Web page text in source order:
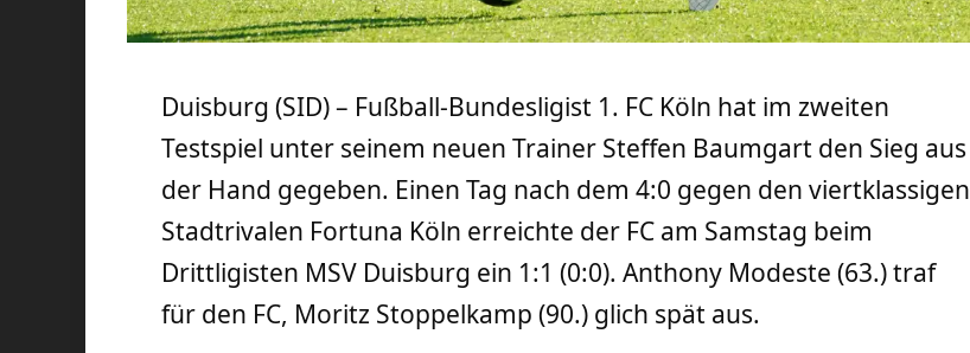
Duisburg (SID) – Fußball-Bundesligist 1. FC Köln hat im zweiten
Testspiel unter seinem neuen Trainer Steffen Baumgart den Sieg aus
der Hand gegeben. Einen Tag nach dem 4:0 gegen den viertklassigen
Stadtrivalen Fortuna Köln erreichte der FC am Samstag beim
Drittligisten MSV Duisburg ein 1:1 (0:0). Anthony Modeste (63.) traf
für den FC, Moritz Stoppelkamp (90.) glich spät aus.